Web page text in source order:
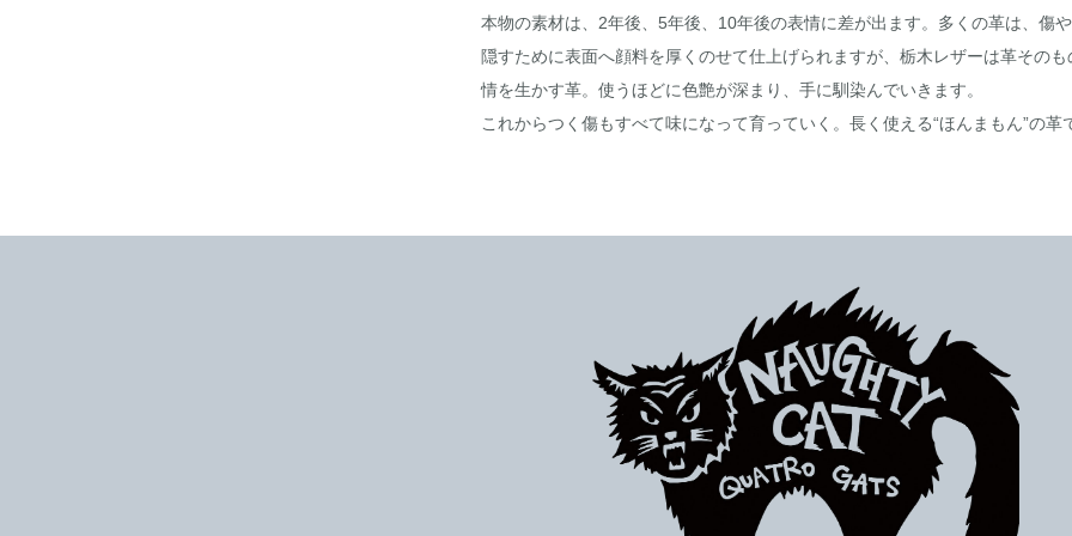
本物の素材は、2年後、5年後、10年後の表情に差が出ます。多くの革は、傷
隠すために表面へ顔料を厚くのせて仕上げられますが、栃木レザーは革そのも
情を生かす革。使うほどに色艶が深まり、手に馴染んでいきます。
これからつく傷もすべて味になって育っていく。長く使える“ほんまもん”の革